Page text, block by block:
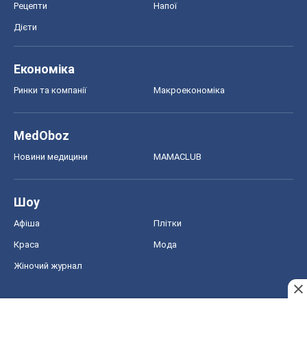
Рецепти Напої
Дієти
Економіка
Ринки та компанії Макроекономіка
MedOboz
Новини медицини MAMACLUB
Шоу
Афіша Плітки
Краса Мода
Жіночий журнал